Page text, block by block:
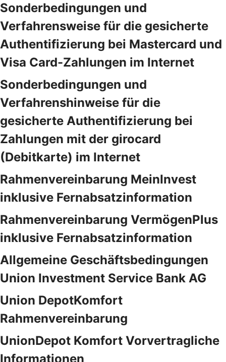
Sonderbedingungen und
Verfahrensweise für die gesicherte
Authentifizierung bei Mastercard und
Visa Card-Zahlungen im Internet
Sonderbedingungen und
Verfahrenshinweise für die
gesicherte Authentifizierung bei
Zahlungen mit der girocard
(Debitkarte) im Internet
Rahmenvereinbarung MeinInvest
inklusive Fernabsatzinformation
Rahmenvereinbarung VermögenPlus
inklusive Fernabsatzinformation
Allgemeine Geschäftsbedingungen
Union Investment Service Bank AG
Union DepotKomfort
Rahmenvereinbarung
UnionDepot Komfort Vorvertragliche
Informationen